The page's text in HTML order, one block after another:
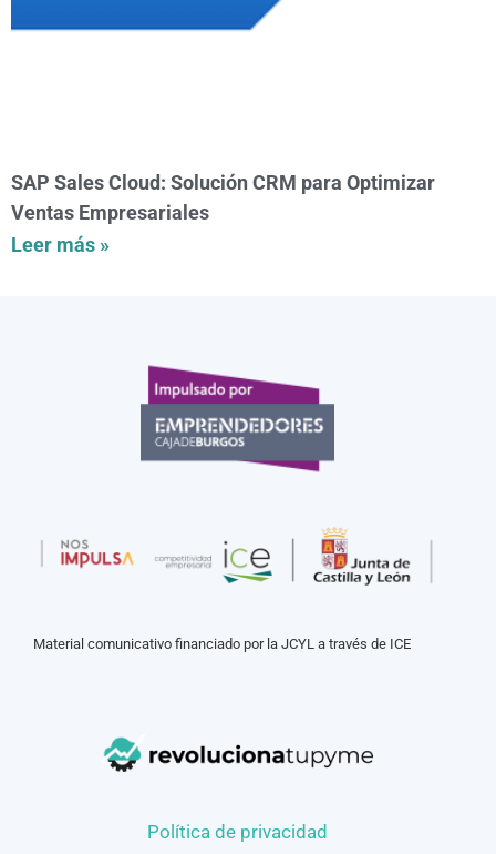
SAP Sales Cloud: Solución CRM para Optimizar
Ventas Empresariales
Leer más »
Material comunicativo financiado por la JCYL a través de ICE
Política de privacidad